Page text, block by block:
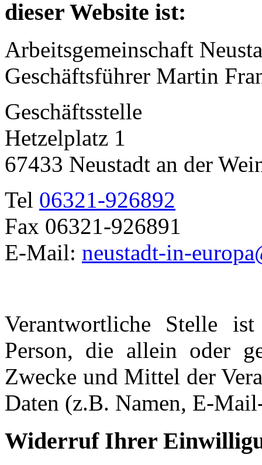
dieser Website ist:
Arbeitsgemeinschaft
Geschäftsführer Martin
Geschäftsstelle
Hetzelplatz 1
67433 Neustadt an der
Tel 06321-926892
Fax 06321-926891
E-Mail: neustadt-in-
Verantwortliche Stelle
Person, die allein oder
Zwecke und Mittel der
Daten (z.B. Namen, E-
Widerruf Ihrer